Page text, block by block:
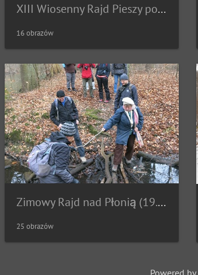
XIII Wiosenny Rajd Pieszy po Ziemi Łobeskiej (02.04.2017)
16 obrazów
Zimowy Rajd nad Płonią (19.02.2017)
25 obrazów